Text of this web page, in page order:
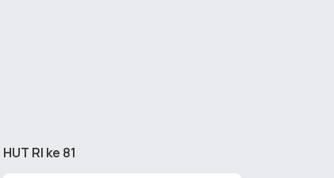
HUT RI ke 81